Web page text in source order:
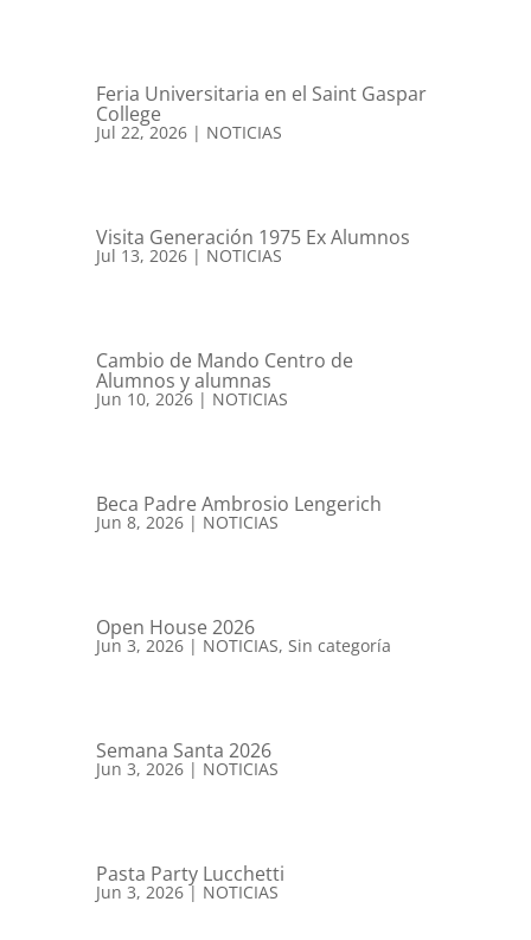
Feria Universitaria en el Saint Gaspar
College
Jul 22, 2026| NOTICIAS
Visita Generación 1975 Ex Alumnos
Jul 13, 2026| NOTICIAS
Cambio de Mando Centro de
Alumnos y alumnas
Jun 10, 2026| NOTICIAS
Beca Padre Ambrosio Lengerich
Jun 8, 2026| NOTICIAS
Open House 2026
Jun 3, 2026| NOTICIAS, Sin categoría
Semana Santa 2026
Jun 3, 2026| NOTICIAS
Pasta Party Lucchetti
Jun 3, 2026| NOTICIAS